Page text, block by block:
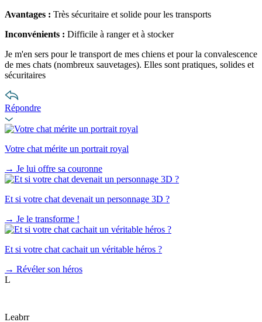
Avantages : Très sécuritaire et solide pour les transports
Inconvénients : Difficile à ranger et à stocker
Je m'en sers pour le transport de mes chiens et pour la convalescence
de mes chats (nombreux sauvetages). Elles sont pratiques, solides et
sécuritaires
Répondre
Votre chat mérite un portrait royal
→ Je lui offre sa couronne
Et si votre chat devenait un personnage 3D ?
→ Je le transforme !
Et si votre chat cachait un véritable héros ?
→ Révéler son héros
L
Leabrr